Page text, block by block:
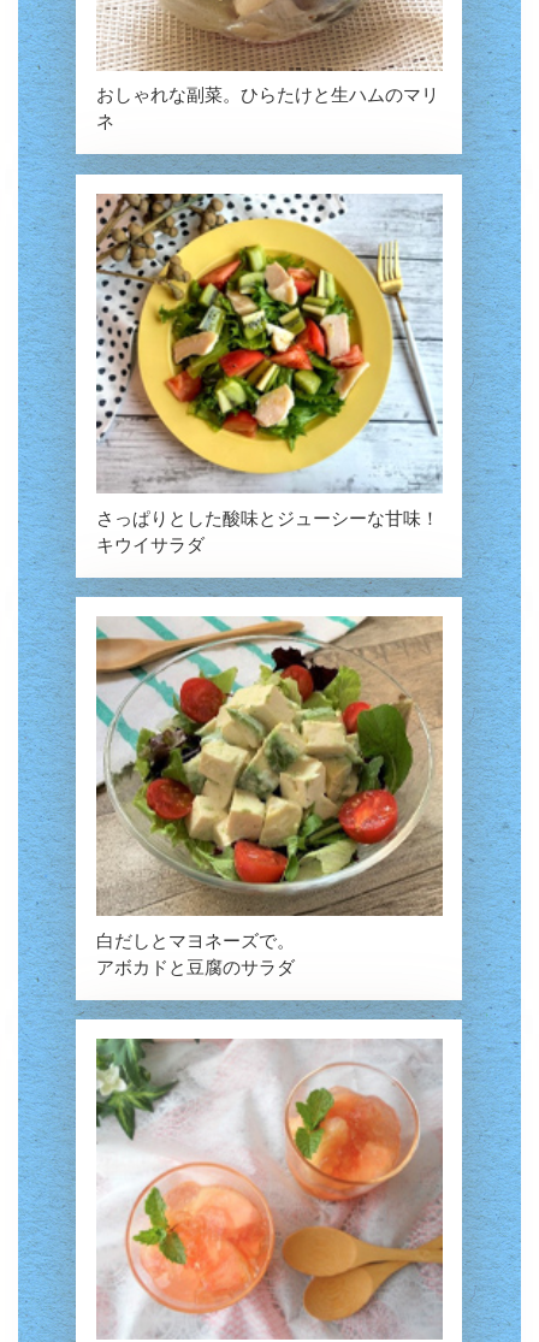
おしゃれな副菜。ひらたけと生ハムのマリ
ネ
さっぱりとした酸味とジューシーな甘味！
キウイサラダ
白だしとマヨネーズで。
アボカドと豆腐のサラダ